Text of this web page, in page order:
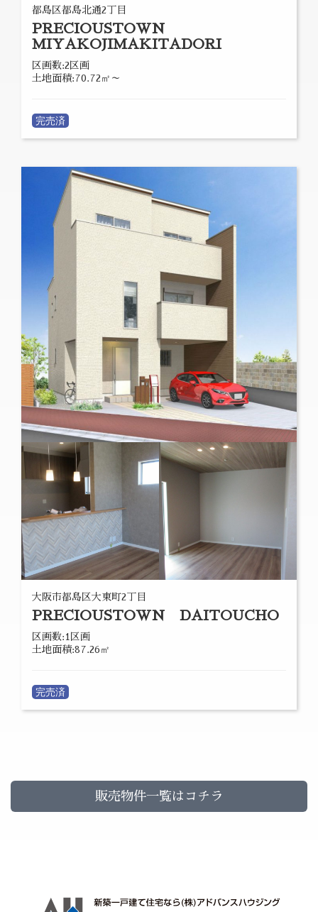
都島区都島北通2丁目
PRECIOUSTOWN
MIYAKOJIMAKITADORI
区画数:2区画
土地面積:70.72㎡～
完売済
大阪市都島区大東町2丁目
PRECIOUSTOWN DAITOUCHO
区画数:1区画
土地面積:87.26㎡
完売済
販売物件一覧はコチラ